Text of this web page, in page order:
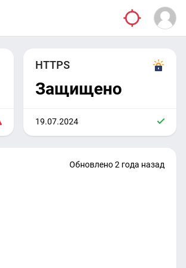
HTTPS
Защищено
19.07.2024
Обновлено 2 года назад